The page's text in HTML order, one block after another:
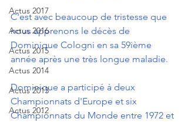
Actus 2017
Actus 2016
Actus 2015
Actus 2014
Actus 2013
Actus 2012
C'est avec beaucoup de tristesse que
nous apprenons le décès de
Dominique Cologni en sa 59ième
année après une très longue maladie.
Dominique a participé à deux
Championnats d'Europe et six
Championnats du Monde entre 1972 et